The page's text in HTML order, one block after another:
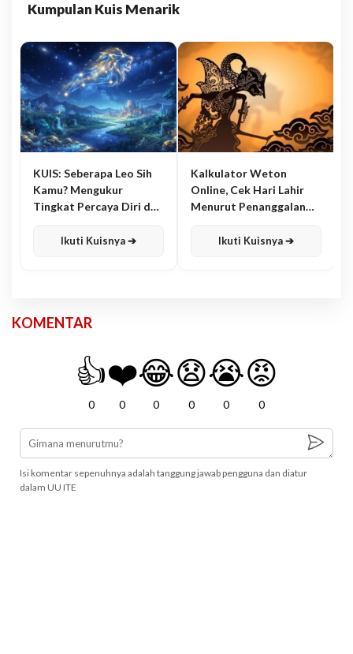
Kumpulan Kuis Menarik
KUIS: Seberapa Leo Sih
Kamu? Mengukur
Tingkat Percaya Diri dan
Ikuti Kuisnya ➔
Kalkulator Weton
Online, Cek Hari Lahir
Menurut Penanggalan
Ikuti Kuisnya ➔
KOMENTAR
👍
0
❤️
0
😂
0
😧
0
😭
0
😡
0
Isi komentar sepenuhnya adalah tanggung jawab pengguna dan diatur
dalam UU ITE